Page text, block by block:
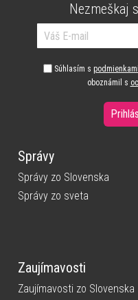
Nezmeškaj
Súhlasím s
oboznámil s
Správy
Správy zo Slovenska
Správy zo sveta
Zaujímavosti
Zaujímavosti zo Slovenska